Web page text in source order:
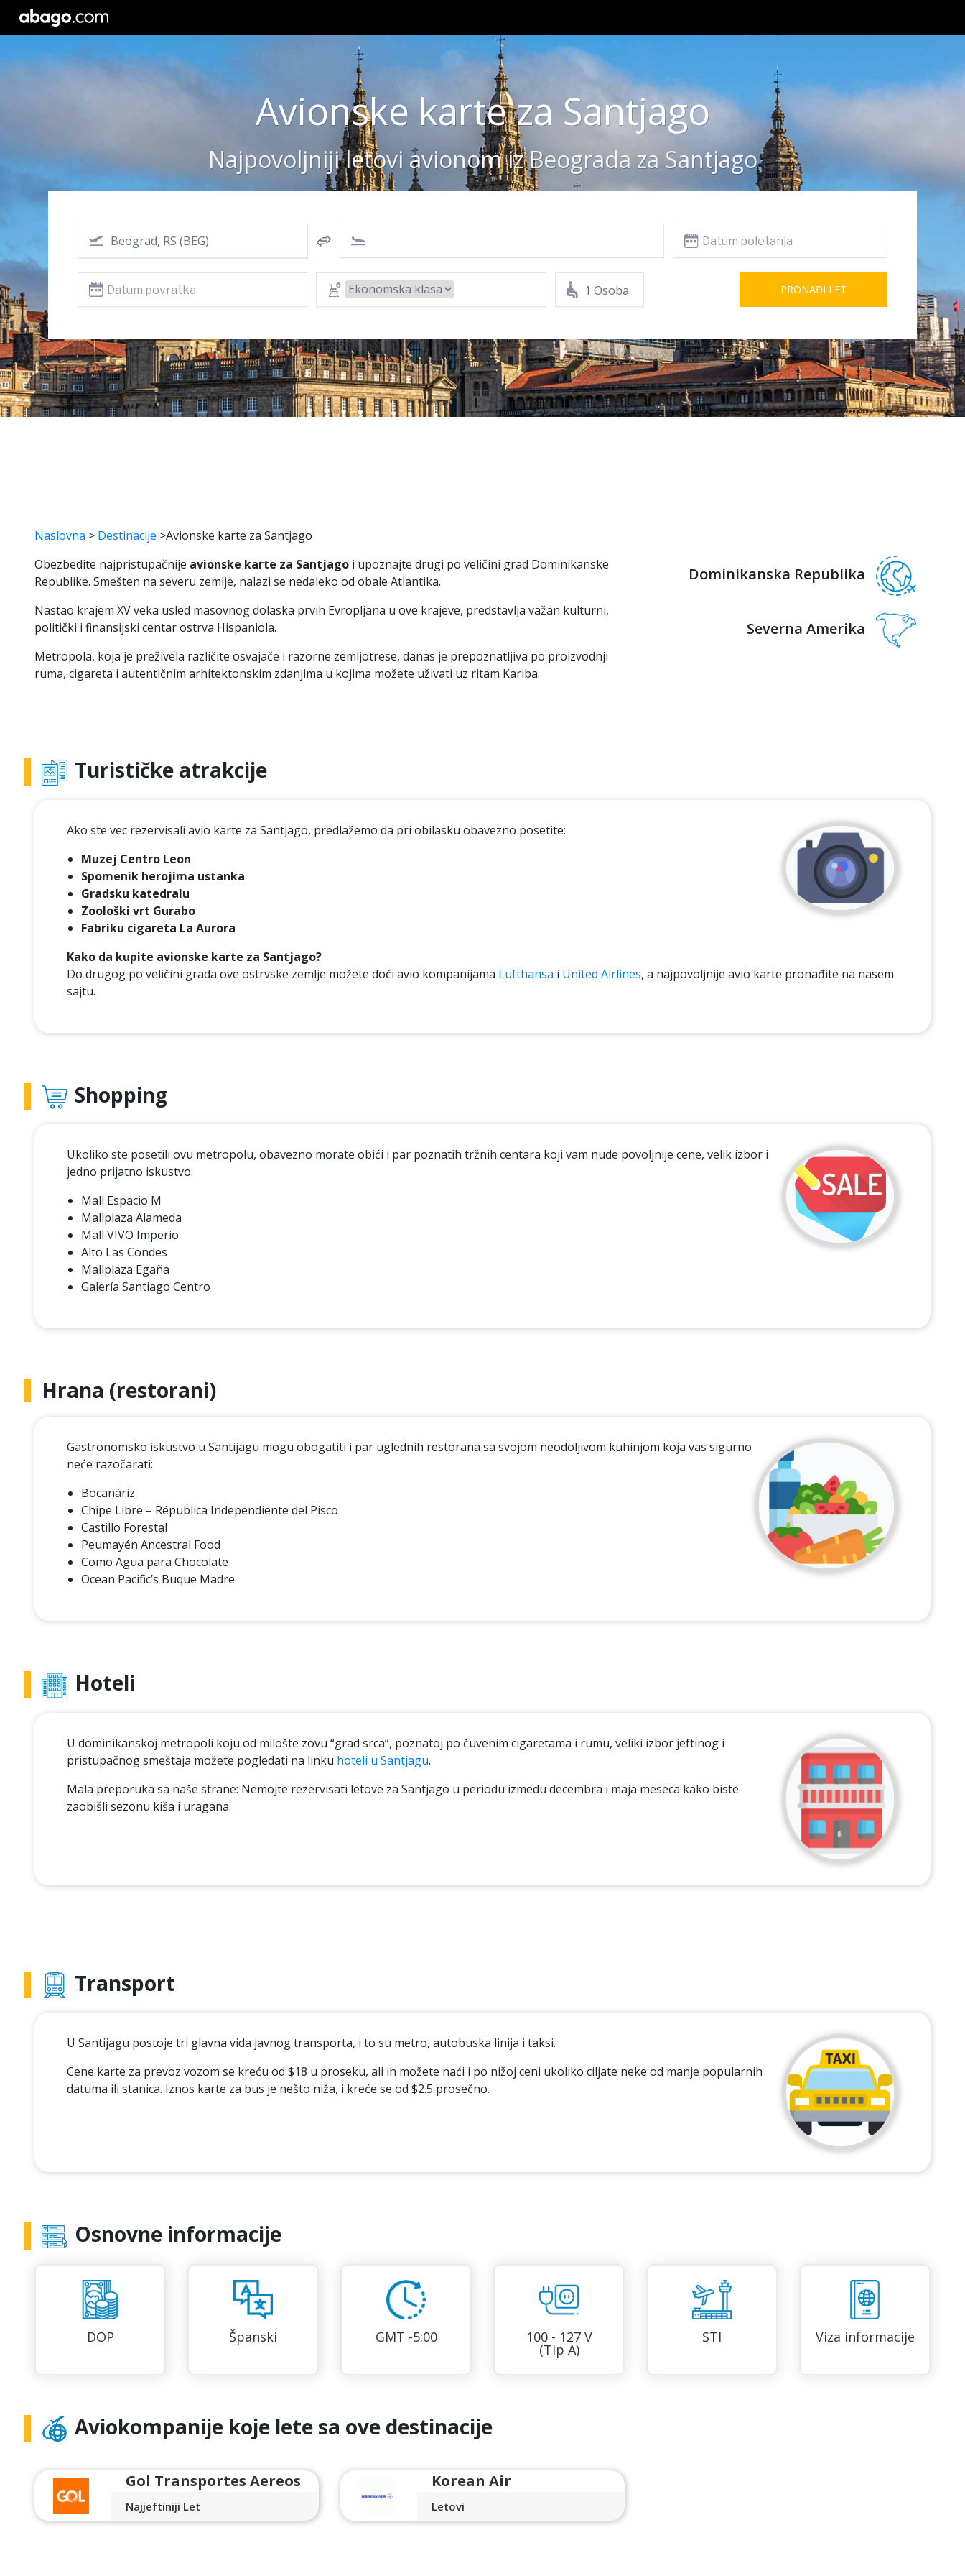
Avionske karte za Santjago
Najpovoljniji letovi avionom iz Beograda za Santjago
1 Osoba PRONAĐI LET
Naslovna > Destinacije >Avionske karte za Santjago
Obezbedite najpristupačnije avionske karte za Santjago i upoznajte drugi po veličini grad Dominikanske
Republike. Smešten na severu zemlje, nalazi se nedaleko od obale Atlantika.
Nastao krajem XV veka usled masovnog dolaska prvih Evropljana u ove krajeve, predstavlja važan kulturni,
politički i finansijski centar ostrva Hispaniola.
Metropola, koja je preživela različite osvajače i razorne zemljotrese, danas je prepoznatljiva po proizvodnji
ruma, cigareta i autentičnim arhitektonskim zdanjima u kojima možete uživati uz ritam Kariba.
Dominikanska Republika
Severna Amerika
Turističke atrakcije
Ako ste vec rezervisali avio karte za Santjago, predlažemo da pri obilasku obavezno posetite:
Muzej Centro Leon
Spomenik herojima ustanka
Gradsku katedralu
Zoološki vrt Gurabo
Fabriku cigareta La Aurora
Kako da kupite avionske karte za Santjago?
Do drugog po veličini grada ove ostrvske zemlje možete doći avio kompanijama Lufthansa i United Airlines, a najpovoljnije avio karte pronađite na nasem
sajtu.
Shopping
Ukoliko ste posetili ovu metropolu, obavezno morate obići i par poznatih tržnih centara koji vam nude povoljnije cene, velik izbor i
jedno prijatno iskustvo:
Mall Espacio M
Mallplaza Alameda
Mall VIVO Imperio
Alto Las Condes
Mallplaza Egaña
Galería Santiago Centro
Hrana (restorani)
Gastronomsko iskustvo u Santijagu mogu obogatiti i par uglednih restorana sa svojom neodoljivom kuhinjom koja vas sigurno
neće razočarati:
Bocanáriz
Chipe Libre – Républica Independiente del Pisco
Castillo Forestal
Peumayén Ancestral Food
Como Agua para Chocolate
Ocean Pacific’s Buque Madre
Hoteli
U dominikanskoj metropoli koju od milošte zovu “grad srca”, poznatoj po čuvenim cigaretama i rumu, veliki izbor jeftinog i
pristupačnog smeštaja možete pogledati na linku hoteli u Santjagu.
Mala preporuka sa naše strane: Nemojte rezervisati letove za Santjago u periodu izmedu decembra i maja meseca kako biste
zaobišli sezonu kiša i uragana.
Transport
U Santijagu postoje tri glavna vida javnog transporta, i to su metro, autobuska linija i taksi.
Cene karte za prevoz vozom se kreću od $18 u proseku, ali ih možete naći i po nižoj ceni ukoliko ciljate neke od manje popularnih
datuma ili stanica. Iznos karte za bus je nešto niža, i kreće se od $2.5 prosečno.
Osnovne informacije
DOP Španski GMT -5:00 100 - 127 V
(Tip A)
STI Viza informacije
Aviokompanije koje lete sa ove destinacije
Gol Transportes Aereos
Najjeftiniji Let
Korean Air
Letovi